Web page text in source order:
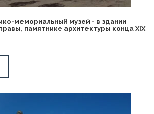
мемориальный музей - в здании
памятнике архитектуры конца XIX